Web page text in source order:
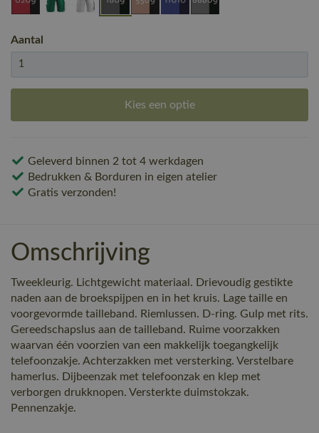
Aantal
Kies een optie
Geleverd binnen 2 tot 4 werkdagen
Bedrukken & Borduren in eigen atelier
Gratis verzonden!
Omschrijving
Tweekleurig. Lichtgewicht materiaal. Drievoudig gestikte
naden aan de broekspijpen en in het kruis. Lage taille en
voorgevormde tailleband. Riemlussen. D-ring. Gulp met rits.
Gereedschapslus aan de tailleband. Ruime voorzakken
waarvan één voorzien van een makkelijk toegangkelijk
telefoonzakje. Achterzakken met versterking. Verstelbare
hamerlus. Dijbeenzak met telefoonzak en klep met
verborgen drukknopen. Versterkte duimstokzak.
Pennenzakje.